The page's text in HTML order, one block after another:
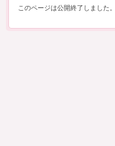
このページは公開終了しました。